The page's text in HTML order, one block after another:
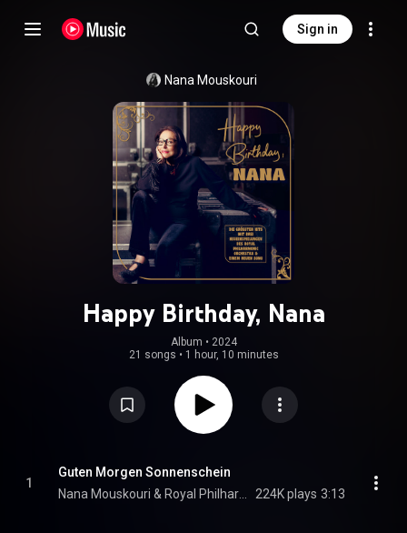
Sign in
Nana Mouskouri
Happy Birthday, Nana
Album • 2024
21 songs • 1 hour, 10 minutes
1
Guten Morgen Sonnenschein
224K plays 3:13